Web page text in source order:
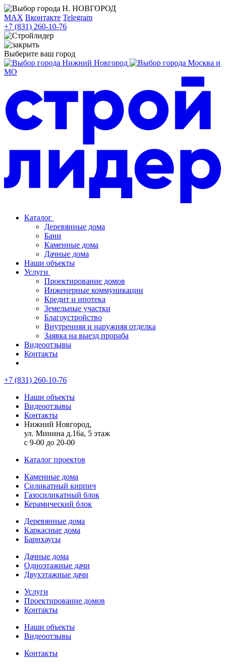
Н. НОВГОРОД
MAX Вконтакте Telegram
+7 (831) 260-10-76
Выберите ваш город
Нижний Новгород
Москва и
МО
Каталог
Деревянные дома
Бани
Каменные дома
Дачные дома
Наши объекты
Услуги
Проектирование домов
Инженерные коммуникации
Кредит и ипотека
Земельные участки
Благоустройство
Внутренняя и наружняя отделка
Заявка на выезд прораба
Видеоотзывы
Контакты
+7 (831) 260-10-76
Наши объекты
Видеоотзывы
Контакты
Нижний Новгород,
ул. Минина д.16а, 5 этаж
с 9-00 до 20-00
Каталог проектов
Каменные дома
Силикатный кирпич
Газосиликатный блок
Керамический блок
Деревянные дома
Каркасные дома
Барнхаусы
Дачные дома
Одноэтажные дачи
Двухэтажные дачи
Услуги
Проектирование домов
Контакты
Наши объекты
Видеоотзывы
Контакты